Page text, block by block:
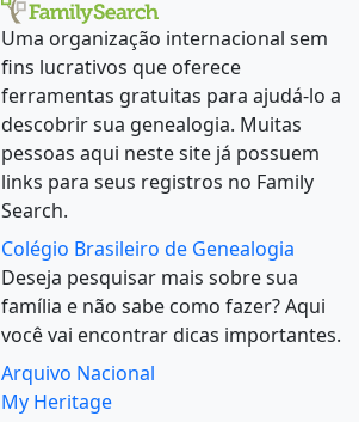
Uma organização internacional sem
fins lucrativos que oferece
ferramentas gratuitas para ajudá-lo a
descobrir sua genealogia. Muitas
pessoas aqui neste site já possuem
links para seus registros no Family
Search.
Colégio Brasileiro de Genealogia
Deseja pesquisar mais sobre sua
família e não sabe como fazer? Aqui
você vai encontrar dicas importantes.
Arquivo Nacional
My Heritage